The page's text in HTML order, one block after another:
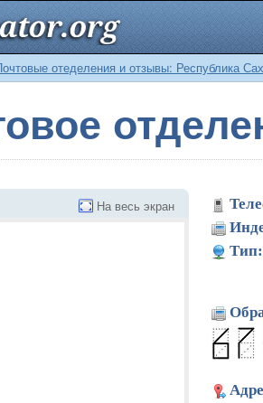
отеделения и отзывы: Республика
На весь экран
Тип: